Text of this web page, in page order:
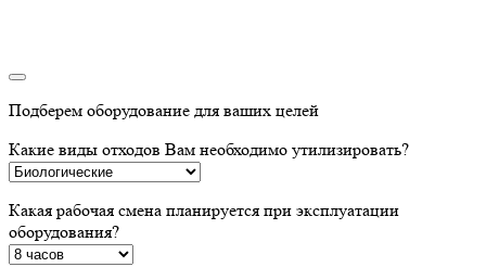
Подберем оборудование для ваших целей
Какие виды отходов Вам необходимо утилизировать?
Какая рабочая смена планируется при эксплуатации
оборудования?